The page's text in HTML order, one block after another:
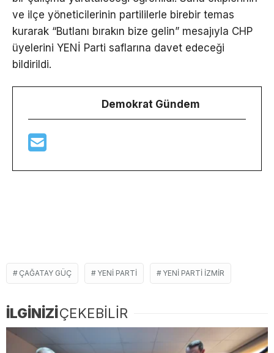
ve ilçe yöneticilerinin partililerle birebir temas
kurarak “Butlanı bırakın bize gelin” mesajıyla CHP
üyelerini YENİ Parti saflarına davet edeceği
bildirildi.
Demokrat Gündem
ÇAĞATAY GÜÇ YENİ PARTI YENİ PARTI İZMIR
İLGİNİZİÇEKEBİLİR